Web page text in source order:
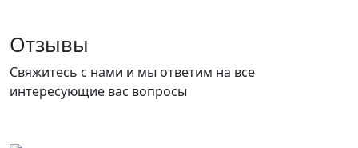
Отзывы
Свяжитесь с нами и мы ответим на все
интересующие вас вопросы